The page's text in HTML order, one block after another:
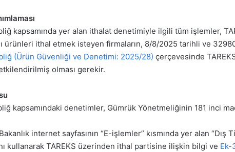
kapsamında yer alan ithalat denetimiyle ilgili tüm işlemler,
ürünleri ithal etmek isteyen firmaların, 8/8/2025 tarihli ve 32980
(Ürün Güvenliği ve Denetimi: 2025/28) çerçevesinde
olması gerekir.
kapsamındaki denetimler, Gümrük Yönetmeliğinin 181 inci
internet sayfasının “E-işlemler” kısmında yer alan
kullanarak TAREKS üzerinden ithal partisine ilişkin bilgi ve Ek-